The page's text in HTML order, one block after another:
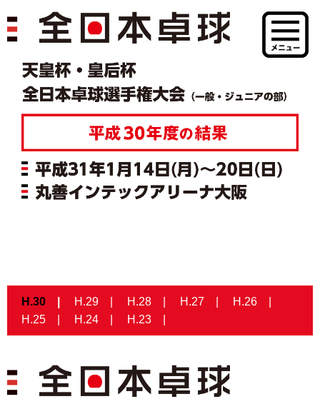
H.30 H.29 H.28 H.27
H.26
H.25
H.24 H.23